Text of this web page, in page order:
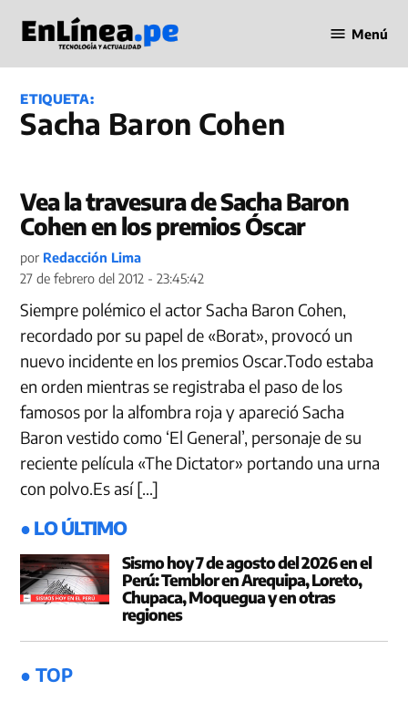
contenido
en Línea
Menú
ETIQUETA:
Sacha Baron Cohen
Vea la travesura de Sacha Baron
Cohen en los premios Óscar
por Redacción Lima
27 de febrero del 2012 - 23:45:42
Siempre polémico el actor Sacha Baron Cohen,
recordado por su papel de «Borat», provocó un
nuevo incidente en los premios Oscar.Todo estaba
en orden mientras se registraba el paso de los
famosos por la alfombra roja y apareció Sacha
Baron vestido como ‘El General’, personaje de su
reciente película «The Dictator» portando una urna
con polvo.Es así […]
● LO ÚLTIMO
Sismo hoy 7 de agosto del 2026 en el
Perú: Temblor en Arequipa, Loreto,
Chupaca, Moquegua y en otras
regiones
● TOP